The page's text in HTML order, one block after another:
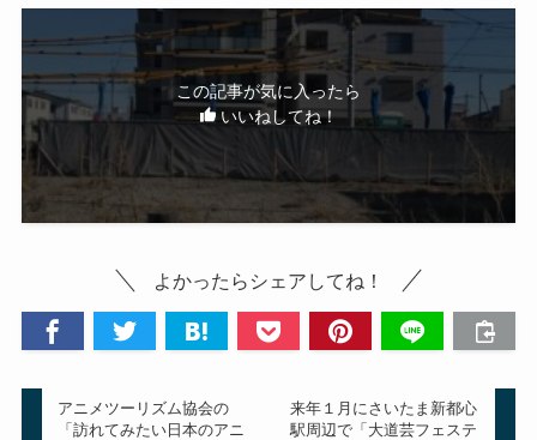
この記事が気に入ったら
いいねしてね！
よかったらシェアしてね！
アニメツーリズム協会の
「訪れてみたい日本のアニ
来年１月にさいたま新都心
駅周辺で「大道芸フェステ